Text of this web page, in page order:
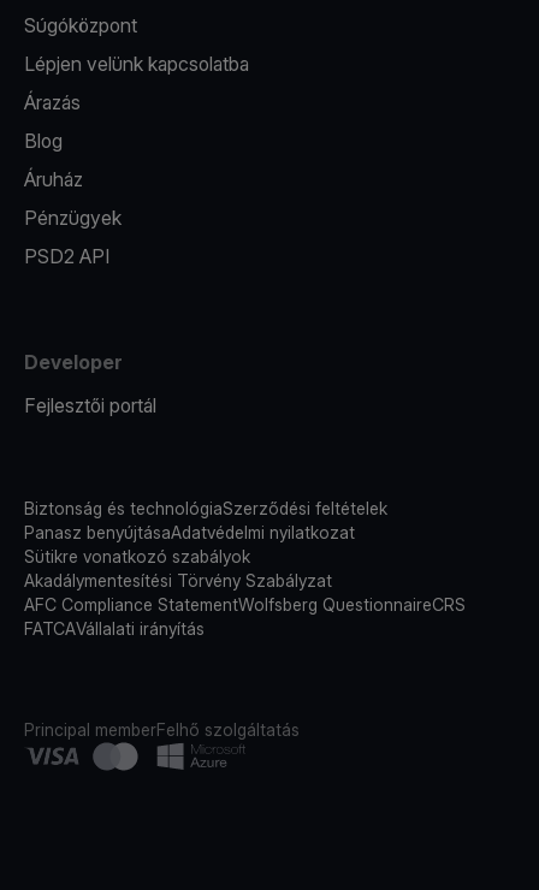
Súgóközpont
Lépjen velünk kapcsolatba
Árazás
Blog
Áruház
Pénzügyek
PSD2 API
Developer
Fejlesztői portál
Biztonság és technológiaSzerződési feltételek
Panasz benyújtásaAdatvédelmi nyilatkozat
Sütikre vonatkozó szabályok
Akadálymentesítési Törvény Szabályzat
AFC Compliance StatementWolfsberg QuestionnaireCRS
FATCAVállalati irányítás
Principal memberFelhő szolgáltatás